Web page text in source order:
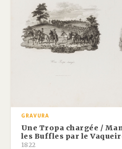
GRAVURA
Une Tropa chargée /
les Buffles par le
1822